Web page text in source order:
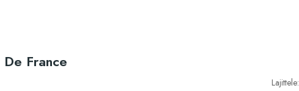
France
Lajittele: